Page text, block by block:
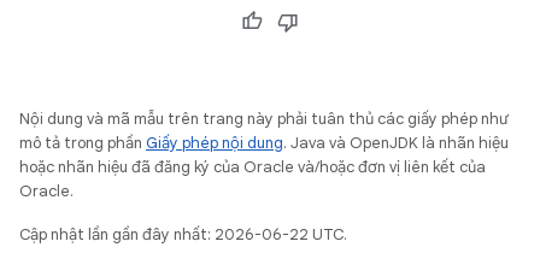
Nội dung và mã mẫu trên trang này phải tuân thủ các giấy phép như
mô tả trong phần Giấy phép nội dung. Java và OpenJDK là nhãn hiệu
hoặc nhãn hiệu đã đăng ký của Oracle và/hoặc đơn vị liên kết của
Oracle.
Cập nhật lần gần đây nhất: 2026-06-22 UTC.